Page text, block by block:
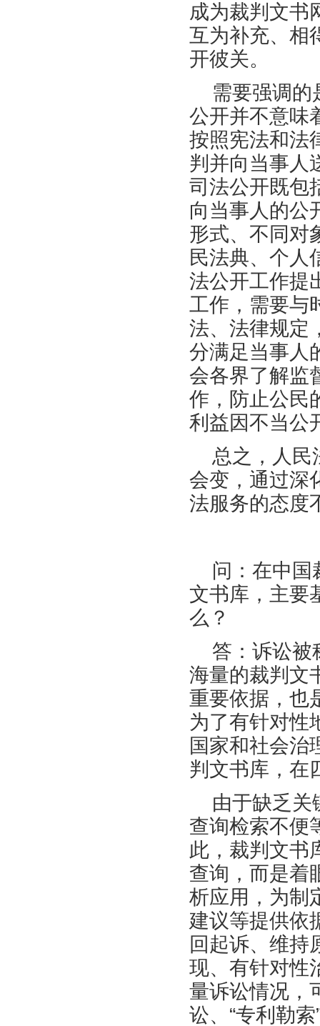
成为裁判文书
互为补充、相
开彼关。
需要强调的
公开并不意味
按照宪法和法
判并向当事人
司法公开既包
向当事人的公
形式、不同对
民法典、个人
法公开工作提
工作，需要与
法、法律规定
分满足当事人
会各界了解监
作，防止公民
利益因不当公
总之，人民
会变，通过深
法服务的态度
问：在中国
文书库，主要
么？
答：诉讼被
海量的裁判文
重要依据，也
为了有针对性
国家和社会治
判文书库，在
由于缺乏关
查询检索不便
此，裁判文书
查询，而是着
析应用，为制
建议等提供依
回起诉、维持
现、有针对性
量诉讼情况，
讼、“专利勒